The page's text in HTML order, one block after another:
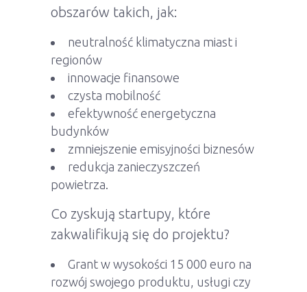
obszarów takich, jak:
neutralność klimatyczna miast i
regionów
innowacje finansowe
czysta mobilność
efektywność energetyczna
budynków
zmniejszenie emisyjności biznesów
redukcja zanieczyszczeń
powietrza.
Co zyskują startupy, które
zakwalifikują się do projektu?
Grant w wysokości 15 000 euro na
rozwój swojego produktu, usługi czy